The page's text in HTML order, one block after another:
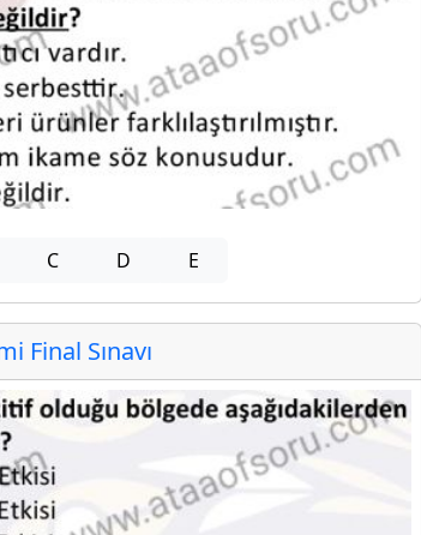
C D E
Final Sınavı